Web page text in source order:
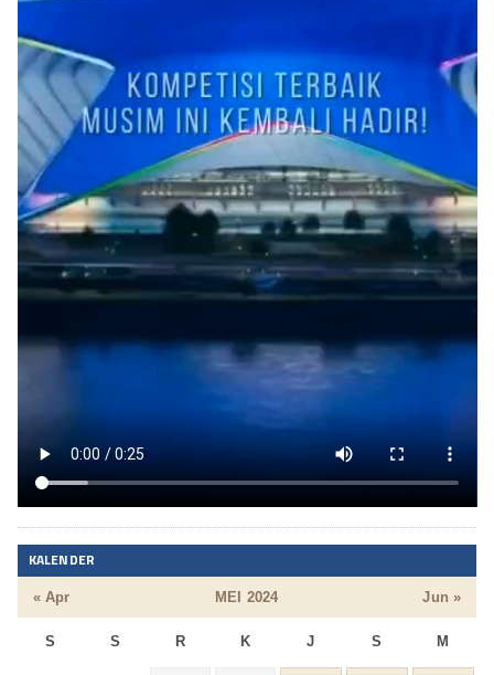
KALENDER
MEI 2024
S S R K J S M
« Apr Jun »